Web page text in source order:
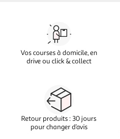
Vos courses à domicile, en
drive ou click & collect
Retour produits : 30 jours
pour changer d’avis